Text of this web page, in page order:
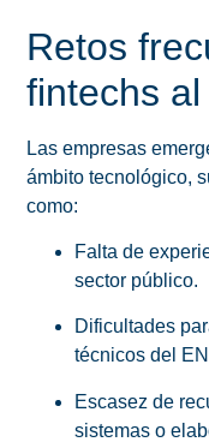
Retos
fintechs
Las empresas
ámbito tecnológico,
como:
Falta de
sector público.
Dificultades
técnicos del
Escasez de
sistemas o